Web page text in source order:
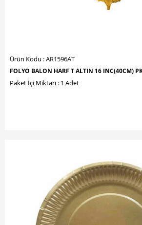
Ürün Kodu : AR1596AT
FOLYO BALON HARF T ALTIN 16 INC(40CM)
Paket İçi Miktarı : 1 Adet